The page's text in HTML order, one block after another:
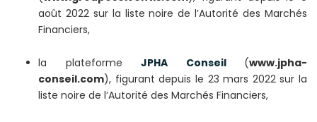
août 2022 sur la liste noire de l’Autorité des Marchés
Financiers,
la plateforme JPHA Conseil (www.jpha-
conseil.com), figurant depuis le 23 mars 2022 sur la
liste noire de l’Autorité des Marchés Financiers,